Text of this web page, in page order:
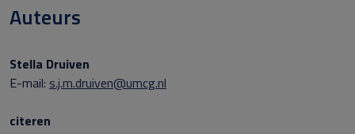
Auteurs
Stella Druiven
E-mail: s.j.m.druiven@umcg.nl
citeren